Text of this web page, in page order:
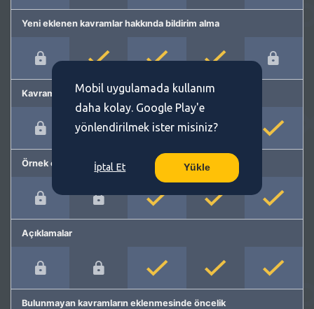
Yeni eklenen kavramlar hakkında bildirim alma
Kavram önerme
Örnek cümleler
Açıklamalar
Bulunmayan kavramların eklenmesinde öncelik
Mobil uygulamada kullanım
daha kolay. Google Play'e
yönlendirilmek ister misiniz?
İptal Et Yükle